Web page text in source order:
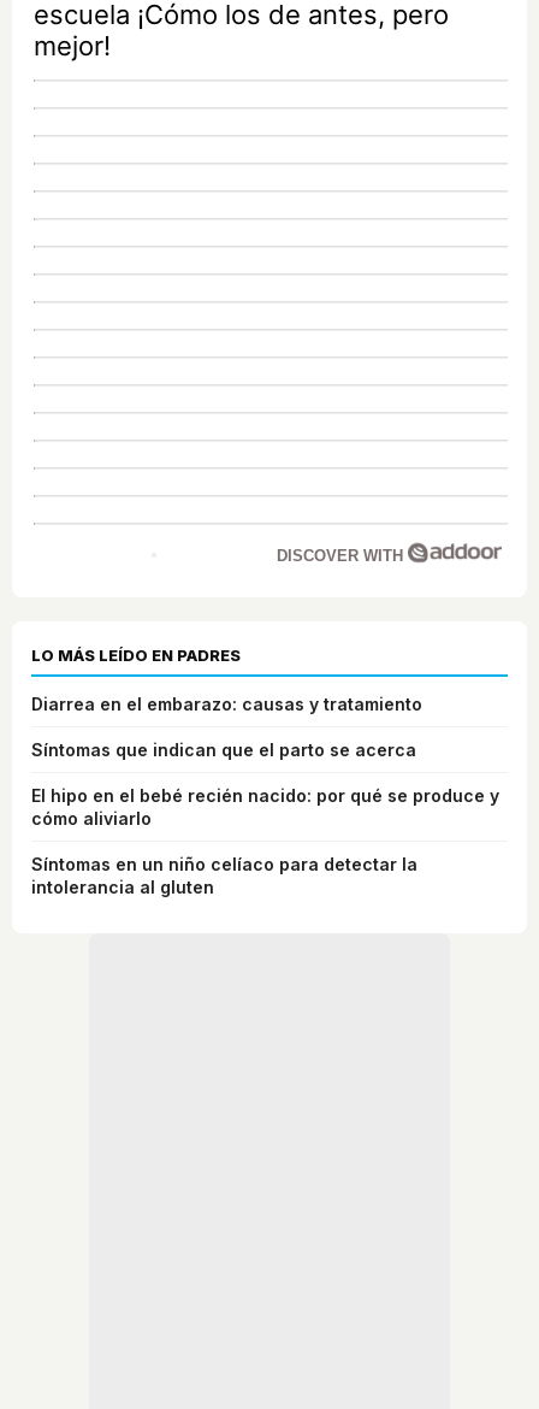
escuela ¡Cómo los de antes, pero
mejor!
DISCOVER WITH
LO MÁS LEÍDO EN PADRES
Diarrea en el embarazo: causas y tratamiento
Síntomas que indican que el parto se acerca
El hipo en el bebé recién nacido: por qué se produce y
cómo aliviarlo
Síntomas en un niño celíaco para detectar la
intolerancia al gluten